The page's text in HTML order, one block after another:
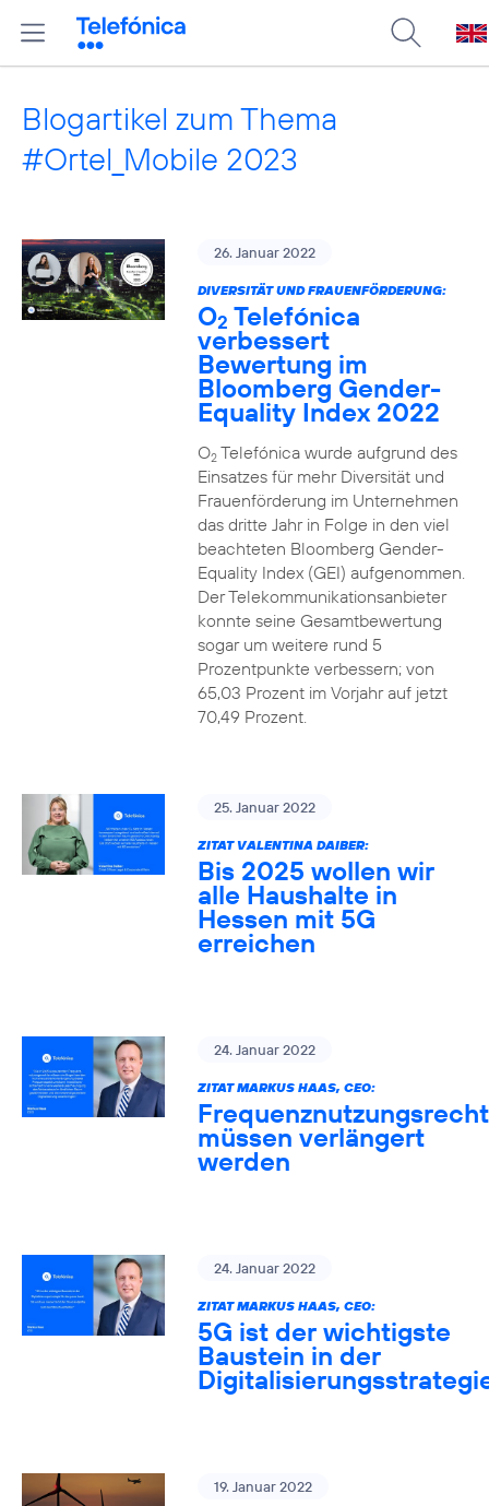
Blogartikel zum Thema
#Ortel_Mobile 2023
26. Januar 2022
DIVERSITÄT UND FRAUENFÖRDERUNG:
O2 Telefónica
verbessert
Bewertung im
Bloomberg Gender-
Equality Index 2022
O2Telefónica wurde aufgrund des
Einsatzes für mehr Diversität und
Frauenförderung im Unternehmen
das dritte Jahr in Folge in den viel
beachteten Bloomberg Gender-
Equality Index (GEI) aufgenommen.
Der Telekommunikationsanbieter
konnte seine Gesamtbewertung
sogar um weitere rund 5
Prozentpunkte verbessern; von
65,03 Prozent im Vorjahr auf jetzt
70,49 Prozent.
25. Januar 2022
ZITAT VALENTINA DAIBER:
Bis 2025 wollen wir
alle Haushalte in
Hessen mit 5G
erreichen
24. Januar 2022
ZITAT MARKUS HAAS, CEO:
müssen verlängert
werden
24. Januar 2022
ZITAT MARKUS HAAS, CEO:
5G ist der wichtigste
Baustein in der
19. Januar 2022